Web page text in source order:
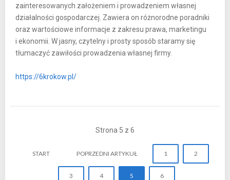
zainteresowanych założeniem i prowadzeniem własnej
działalności gospodarczej. Zawiera on różnorodne poradniki
oraz wartościowe informacje z zakresu prawa, marketingu
i ekonomii. W jasny, czytelny i prosty sposób staramy się
tłumaczyć zawiłości prowadzenia własnej firmy.
https://6krokow.pl/
Strona 5 z 6
START POPRZEDNI ARTYKUŁ 1 2
3 4 5 6